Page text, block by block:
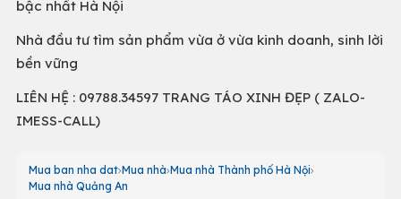
bậc nhất Hà Nội
Nhà đầu tư tìm sản phẩm vừa ở vừa kinh doanh, sinh lời
bền vững
LIÊN HỆ : 09788.34597 TRANG TÁO XINH ĐẸP ( ZALO-
IMESS-CALL)
Mua ban nha dat Mua nhà Mua nhà Thành phố Hà Nội
Mua nhà Quảng An